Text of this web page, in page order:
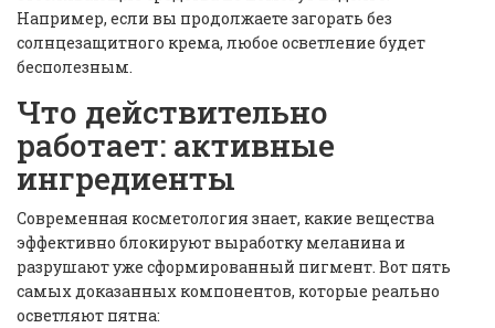
Например, если вы продолжаете загорать без
солнцезащитного крема, любое осветление будет
бесполезным.
Что действительно
работает: активные
ингредиенты
Современная косметология знает, какие вещества
эффективно блокируют выработку меланина и
разрушают уже сформированный пигмент. Вот пять
самых доказанных компонентов, которые реально
осветляют пятна: